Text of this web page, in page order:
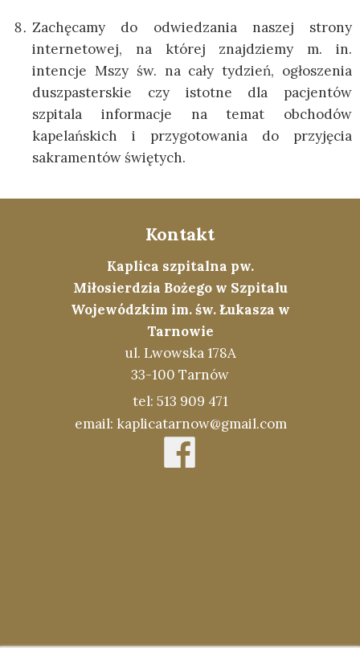
Zachęcamy do odwiedzania naszej strony
internetowej, na której znajdziemy m. in.
intencje Mszy św. na cały tydzień, ogłoszenia
duszpasterskie czy istotne dla pacjentów
szpitala informacje na temat obchodów
kapelańskich i przygotowania do przyjęcia
sakramentów świętych.
Kontakt
tel: 513 909 471
Kaplica szpitalna pw.
Miłosierdzia Bożego w Szpitalu
Wojewódzkim im. św. Łukasza w
Tarnowie
ul. Lwowska 178A
33-100 Tarnów
email: kaplicatarnow@gmail.com